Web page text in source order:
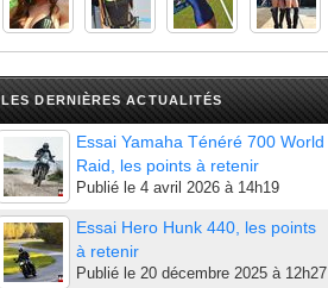
LES DERNIÈRES ACTUALITÉS
Essai Yamaha Ténéré 700 World
Raid, les points à retenir
Publié le 4 avril 2026 à 14h19
Essai Hero Hunk 440, les points
à retenir
Publié le 20 décembre 2025 à 12h27